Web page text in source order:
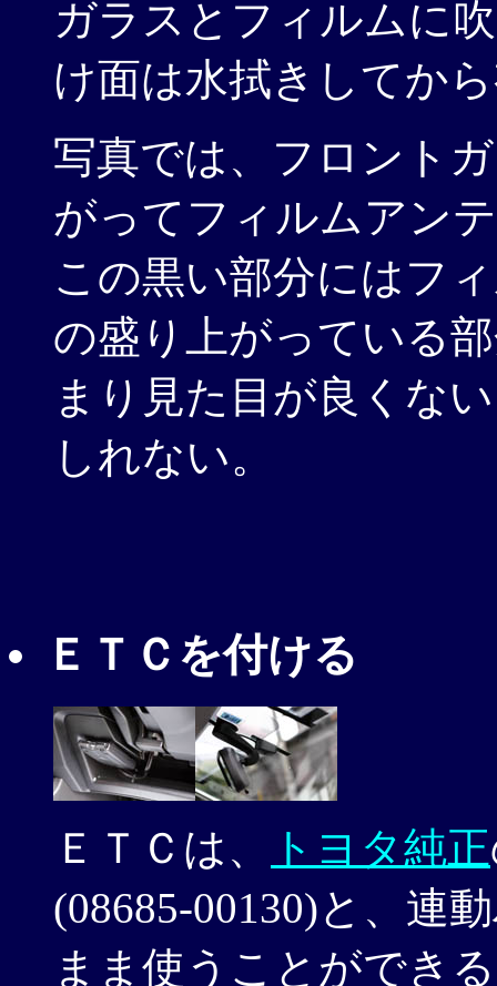
ガラスとフィルムに
け面は水拭きしてか
写真では、フロント
がってフィルムアン
この黒い部分にはフ
の盛り上がっている
まり見た目が良くな
しれない。
ＥＴＣを付ける
ＥＴＣは、 トヨタ純正
(08685-00130)と、連
まま使うことができ